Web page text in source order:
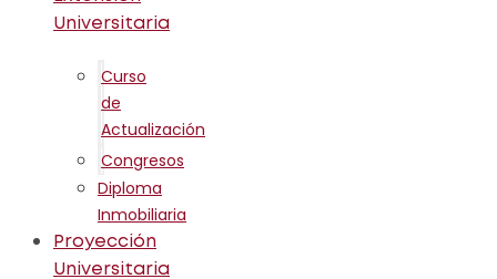
Universitaria
Curso
de
Actualización
Congresos
Diploma
Inmobiliaria
Proyección
Universitaria